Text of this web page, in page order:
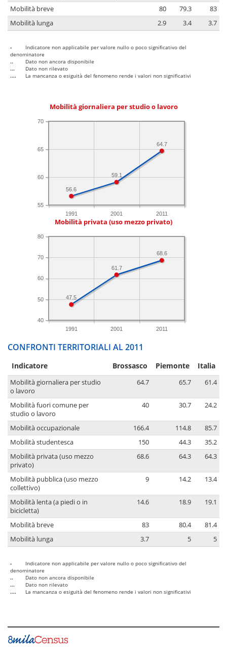
Mobilità breve
80 79.3
83
Mobilità lunga
2.9 3.4 3.7
-
Indicatore non applicabile per valore nullo o poco significativo del
denominatore
..
Dato non ancora disponibile
...
Dato non rilevato
....
La mancanza o esiguità del fenomeno rende i valori non significativi
Mobilità giornaliera per studio o lavoro
1991 2001 2011
55
60
65
70
64.7
59.1
56.6
Mobilità privata (uso mezzo privato)
1991 2001 2011
40
50
60
70
80
68.6
61.7
47.5
CONFRONTI TERRITORIALI AL 2011
Indicatore Brossasco Piemonte Italia
Mobilità giornaliera per studio
o lavoro
64.7 65.7 61.4
Mobilità fuori comune per
studio o lavoro
40 30.7 24.2
Mobilità occupazionale 166.4 114.8
85.7
Mobilità studentesca
150 44.3
35.2
Mobilità privata (uso mezzo
privato)
68.6 64.3 64.3
Mobilità pubblica (uso mezzo
collettivo)
9 14.2 13.4
Mobilità lenta (a piedi o in
bicicletta)
14.6 18.9 19.1
Mobilità breve 83 80.4
81.4
Mobilità lunga
3.7 5 5
-
Indicatore non applicabile per valore nullo o poco significativo del
denominatore
..
Dato non ancora disponibile
...
Dato non rilevato
....
La mancanza o esiguità del fenomeno rende i valori non significativi